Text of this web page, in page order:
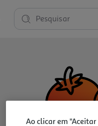
Pesquisar
Ao clicar em